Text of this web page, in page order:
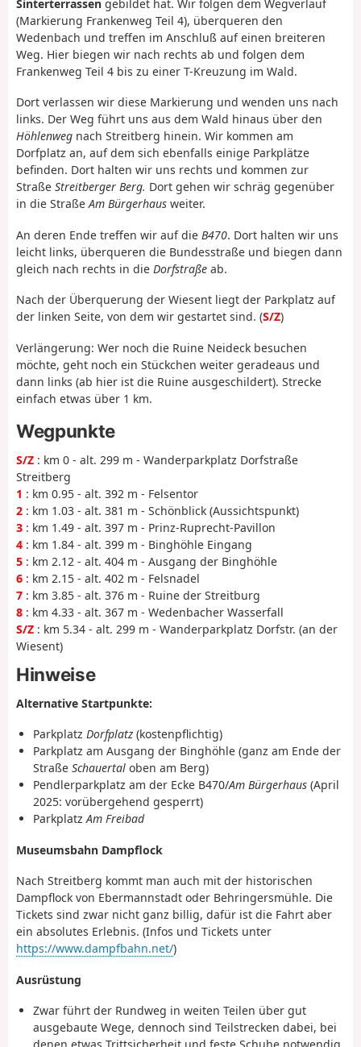
Sinterterrassen gebildet hat. Wir folgen dem Wegverlauf
(Markierung Frankenweg Teil 4), überqueren den
Wedenbach und treffen im Anschluß auf einen breiteren
Weg. Hier biegen wir nach rechts ab und folgen dem
Frankenweg Teil 4 bis zu einer T-Kreuzung im Wald.
Dort verlassen wir diese Markierung und wenden uns nach
links. Der Weg führt uns aus dem Wald hinaus über den
Höhlenweg nach Streitberg hinein. Wir kommen am
Dorfplatz an, auf dem sich ebenfalls einige Parkplätze
befinden. Dort halten wir uns rechts und kommen zur
Straße Streitberger Berg. Dort gehen wir schräg gegenüber
in die StraßeAm Bürgerhaus weiter.
An deren Ende treffen wir auf die B470. Dort halten wir uns
leicht links, überqueren die Bundesstraße und biegen dann
gleich nach rechts in die Dorfstraße ab.
Nach der Überquerung der Wiesent liegt der Parkplatz auf
der linken Seite, von dem wir gestartet sind. (S/Z)
Verlängerung: Wer noch die Ruine Neideck besuchen
möchte, geht noch ein Stückchen weiter geradeaus und
dann links (ab hier ist die Ruine ausgeschildert). Strecke
einfach etwas über 1 km.
Wegpunkte
S/Z : km 0 - alt. 299 m - Wanderparkplatz Dorfstraße
Streitberg
1 : km 0.95 - alt. 392 m - Felsentor
2 : km 1.03 - alt. 381 m - Schönblick (Aussichtspunkt)
3 : km 1.49 - alt. 397 m - Prinz-Ruprecht-Pavillon
4 : km 1.84 - alt. 399 m - Binghöhle Eingang
5 : km 2.12 - alt. 404 m - Ausgang der Binghöhle
6 : km 2.15 - alt. 402 m - Felsnadel
7 : km 3.85 - alt. 376 m - Ruine der Streitburg
8 : km 4.33 - alt. 367 m - Wedenbacher Wasserfall
S/Z : km 5.34 - alt. 299 m - Wanderparkplatz Dorfstr. (an der
Wiesent)
Hinweise
Alternative Startpunkte:
Parkplatz Dorfplatz (kostenpflichtig)
Parkplatz am Ausgang der Binghöhle (ganz am Ende der
Straße Schauertal oben am Berg)
Pendlerparkplatz am der Ecke B470/Am Bürgerhaus (April
2025: vorübergehend gesperrt)
ParkplatzAm Freibad
Museumsbahn Dampflock
Nach Streitberg kommt man auch mit der historischen
Dampflock von Ebermannstadt oder Behringersmühle. Die
Tickets sind zwar nicht ganz billig, dafür ist die Fahrt aber
ein absolutes Erlebnis. (Infos und Tickets unter
https://www.dampfbahn.net/)
Ausrüstung
Zwar führt der Rundweg in weiten Teilen über gut
ausgebaute Wege, dennoch sind Teilstrecken dabei, bei